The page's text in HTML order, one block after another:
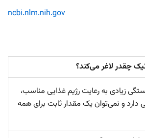
ncbi.nlm.nih.gov
چقدر لاغر می‌کند؟
زیادی به رعایت رژیم غذایی مناسب،
دارد و نمی‌توان یک مقدار ثابت برای همه